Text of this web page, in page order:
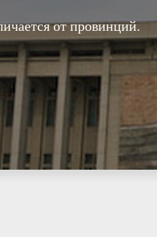
от провинций.